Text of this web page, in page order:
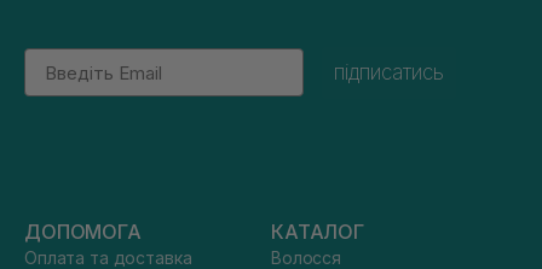
Email
підписатись
ДОПОМОГА
Оплата та доставка
КАТАЛОГ
Волосся